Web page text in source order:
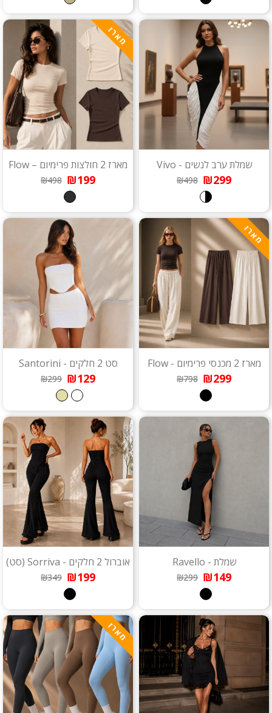
שמלת ערב לנשים - Vivo
₪299
₪498
מארז
מארז 2 חולצות פרימיום – Flow
₪199
₪498
מארז
מארז 2 מכנסי פרימיום - Flow
₪299
₪798
סט 2 חלקים - Santorini
₪129
₪299
שמלת - Ravello
₪149
₪299
אוברול 2 חלקים - Sorriva (סט)
₪199
₪349
מארז